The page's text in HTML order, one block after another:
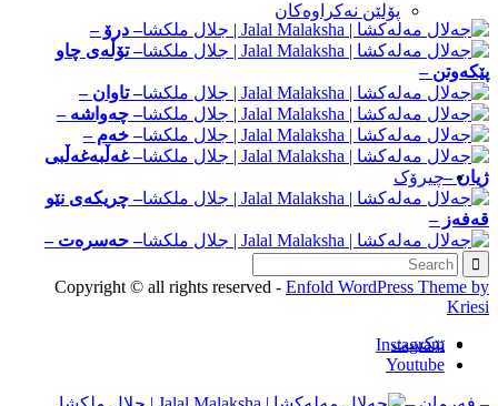
پۆلێن نەکراوەکان
چیرۆک
تێکست
– درۆ –
– تۆڵه‌ی چاو
پێکه‌وتن –
– تاوان –
– چه‌واشه –
– خەم –
– غه‌ڵبه‌غه‌ڵبی
ژیان –
– چریکەی نێو
قەفەز –
– حه‌سره‌ت –
Copyright © all rights reserved - Enfold WordPress Theme by
Kriesi
Instagram
Youtube